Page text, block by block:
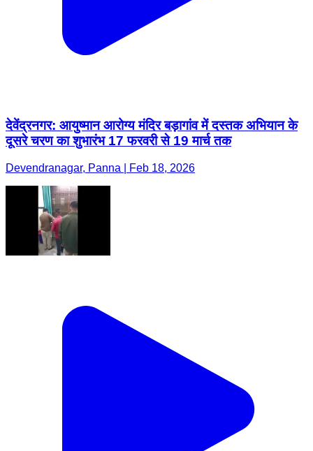
देवेंद्रनगर: आयुष्मान आरोग्य मंदिर बड़ागांव में दस्तक अभियान के
दूसरे चरण का शुभारंभ 17 फरवरी से 19 मार्च तक
Devendranagar, Panna | Feb 18, 2026